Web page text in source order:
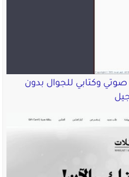
وكتابي للجوال بدون